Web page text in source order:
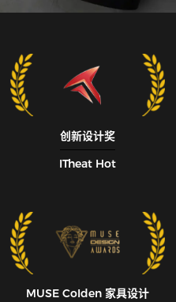
创新设计奖
ITheat Hot
MUSE CoIden 家具设计